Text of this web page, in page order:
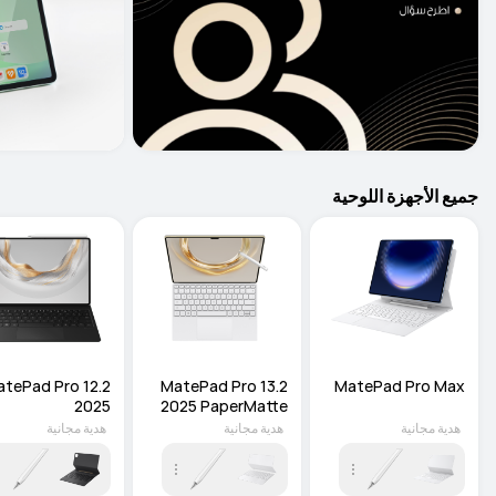
جميع الأجهزة اللوحية
MatePad Pro Max
هدية مجانية
Edition
هدية مجانية
2025
هدية مجانية